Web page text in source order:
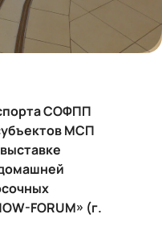
СОФПП
МСП
выставке
FORUM» (г.